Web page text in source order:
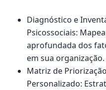
Diagnóstico e
Psicossociais:
aprofundada dos
em sua organização.
Matriz de
Personalizado: